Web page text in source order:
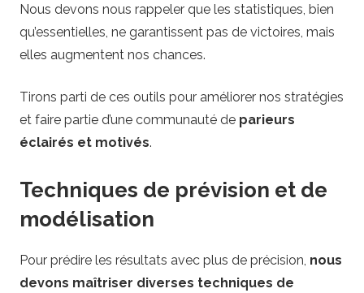
Nous devons nous rappeler que les statistiques, bien
qu’essentielles, ne garantissent pas de victoires, mais
elles augmentent nos chances.
Tirons parti de ces outils pour améliorer nos stratégies
et faire partie d’une communauté de parieurs
éclairés et motivés.
Techniques de prévision et de
modélisation
Pour prédire les résultats avec plus de précision, nous
devons maîtriser diverses techniques de